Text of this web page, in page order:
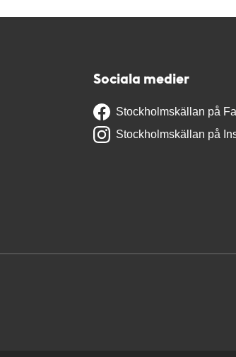
Sociala medier
Stockholmskällan på
Stockholmskällan på